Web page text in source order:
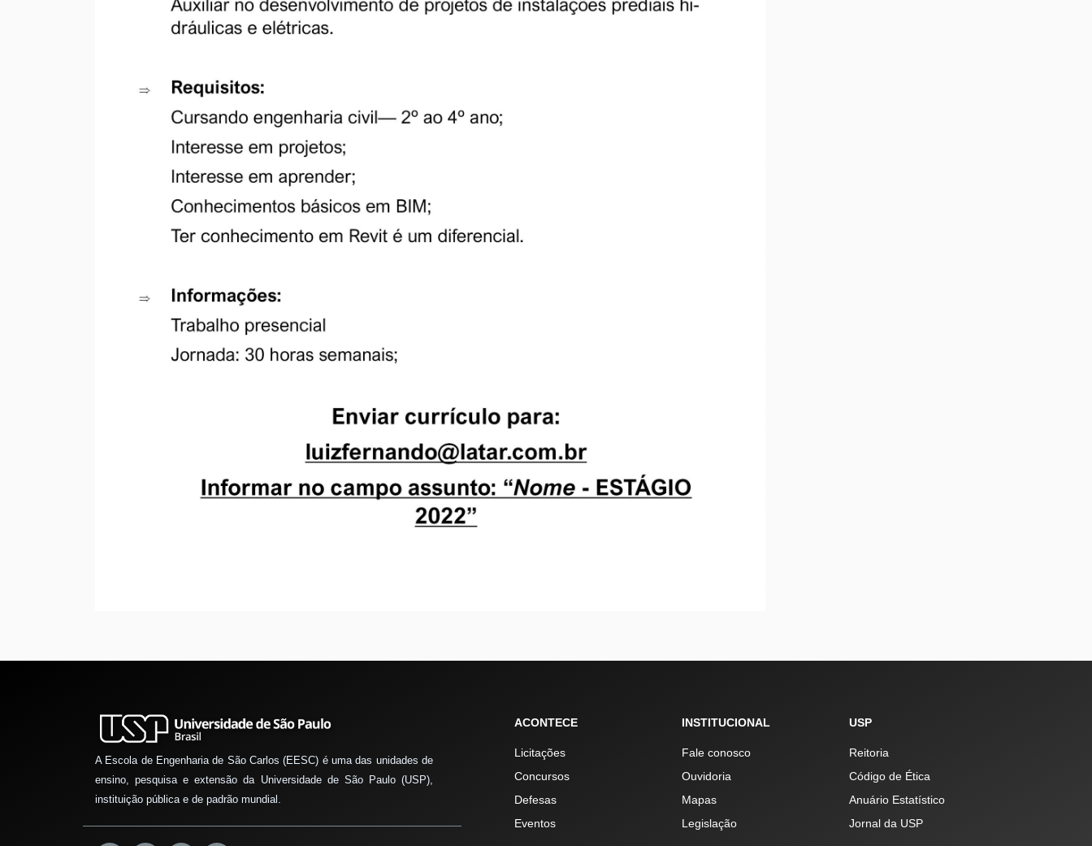
A Escola de Engenharia de São Carlos (EESC) é uma das unidades de
ensino, pesquisa e extensão da Universidade de São Paulo (USP),
instituição pública e de padrão mundial.
ACONTECE
Licitações
Concursos
Defesas
Eventos
INSTITUCIONAL
Fale conosco
Ouvidoria
Mapas
Legislação
USP
Reitoria
Código de Ética
Anuário Estatístico
Jornal da USP